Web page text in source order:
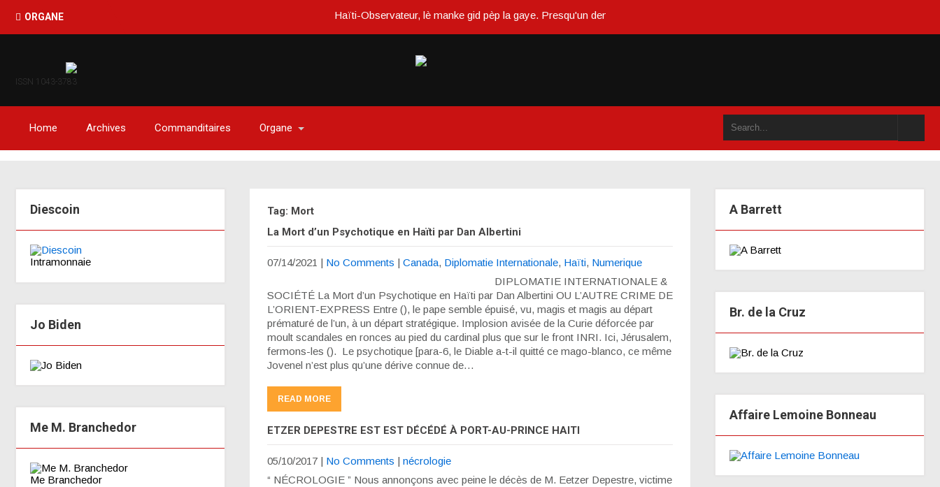
ORGANE Haïti-Observateur, lè manke gid pèp la gaye. Presqu'un demi siècle ou dans un an accompli (juillet 2021)
ISSN 1043-3783
Home Archives Commanditaires Organe
Diescoin
Intramonnaie
Jo Biden
Me M. Branchedor
Me Branchedor
Tag: Mort
La Mort d’un Psychotique en Haïti par Dan Albertini
07/14/2021 | No Comments | Canada, Diplomatie Internationale, Haïti, Numerique
DIPLOMATIE INTERNATIONALE &
SOCIÉTÉ La Mort d’un Psychotique en Haïti par Dan Albertini OU L’AUTRE CRIME DE
L’ORIENT-EXPRESS Entre (), le pape semble épuisé, vu, magis et magis au départ
prématuré de l’un, à un départ stratégique. Implosion avisée de la Curie déforcée par
moult scandales en ronces au pied du cardinal plus que sur le front INRI. Ici, Jérusalem,
fermons-les (). Le psychotique [para-6, le Diable a-t-il quitté ce mago-blanco, ce même
Jovenel n’est plus qu’une dérive connue de…
READ MORE
ETZER DEPESTRE EST EST DÉCÉDÉ À PORT-AU-PRINCE HAITI
05/10/2017 | No Comments | nécrologie
“ NÉCROLOGIE ” Nous annonçons avec peine le décès de M. Eetzer Depestre, victime
A Barrett
Br. de la Cruz
Affaire Lemoine Bonneau